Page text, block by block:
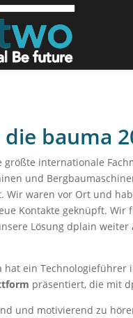
die bauma
größte internationale
und
Wir waren vor Ort und
Kontakte geknüpft. Wir
Lösung dplain weiter
hat ein Technologieführer
präsentiert, die mit
und motivierend zu